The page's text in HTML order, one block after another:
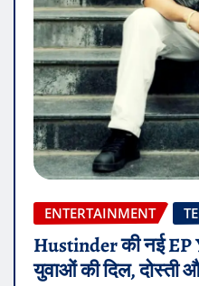
ENTERTAINMENT
Hustinder की नई EP
युवाओं की दिल, दोस्ती